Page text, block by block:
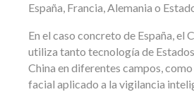
España, Francia, Alemania o
En el caso concreto de España, el
utiliza tanto tecnología de
China en diferentes campos,
facial aplicado a la vigilancia